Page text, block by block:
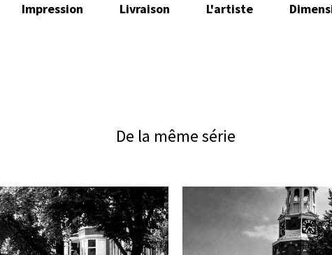
Impression Livraison L'artiste
De la même série